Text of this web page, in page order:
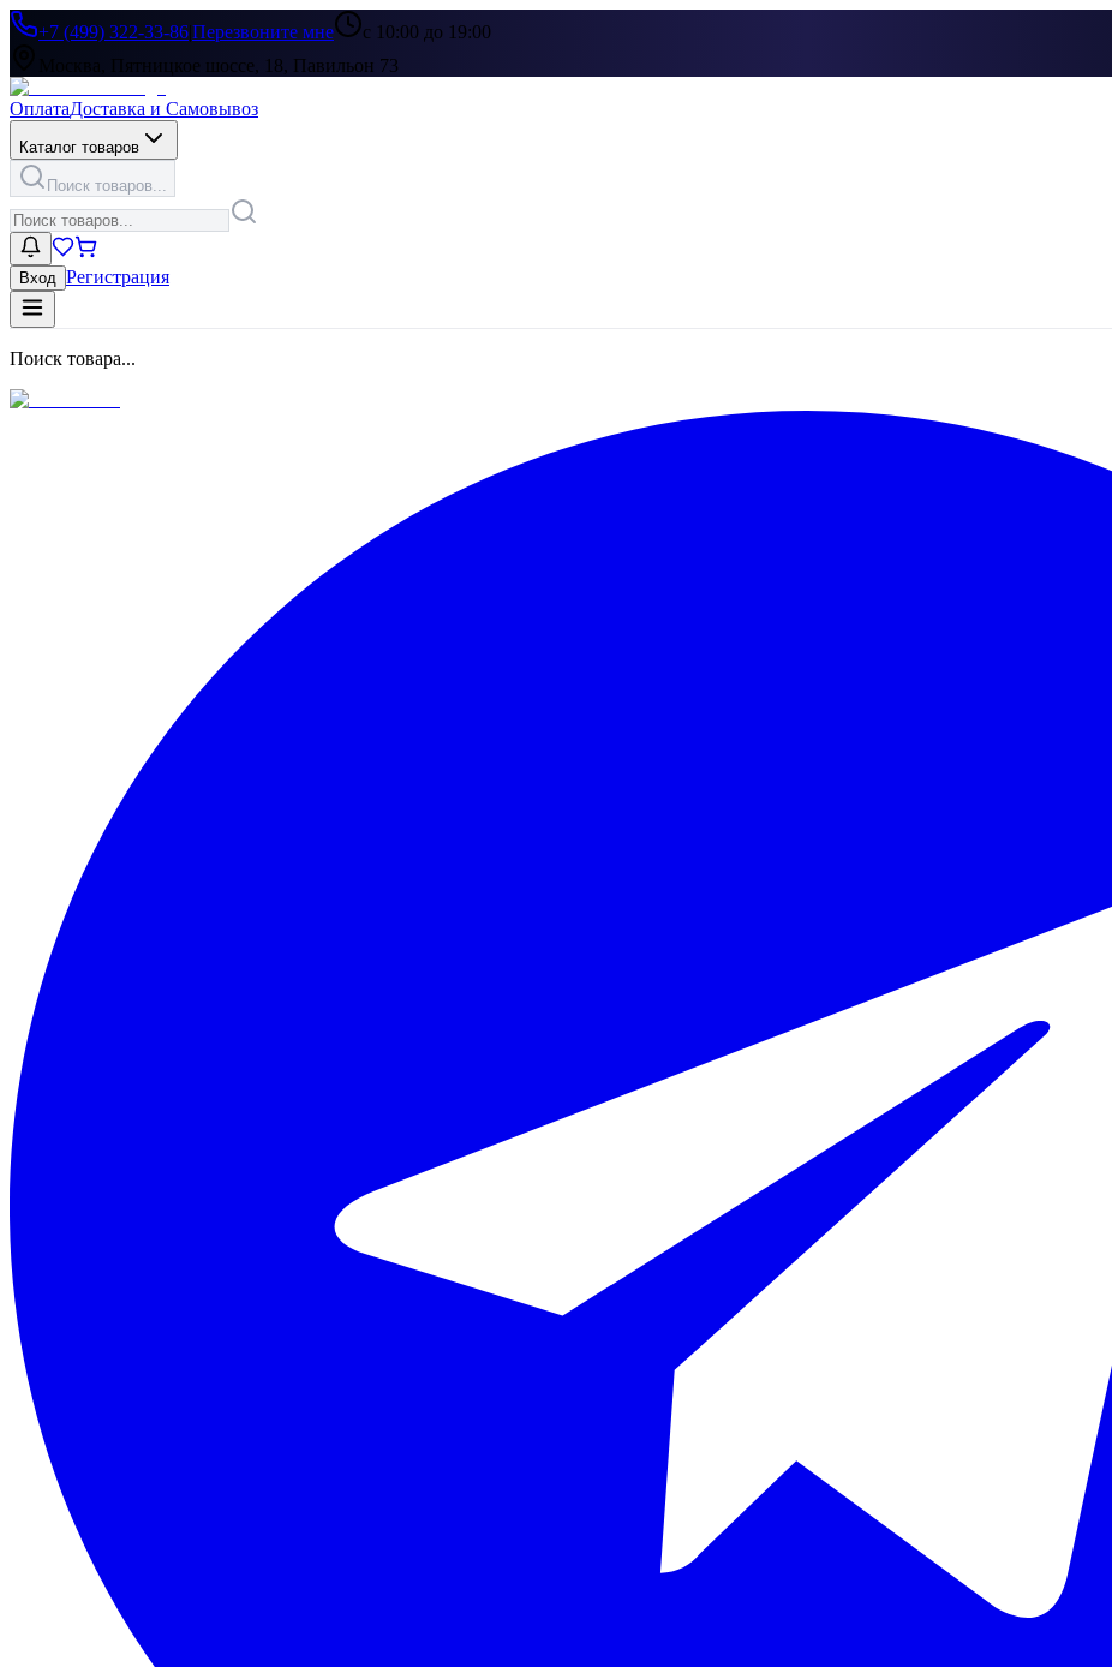
+7 (499) 322-33-86|Перезвоните мне
с 10:00 до 19:00
Москва, Пятницкое шоссе, 18, Павильон 73
ОплатаДоставка и Самовывоз
Каталог товаров
Поиск товаров...
Вход Регистрация
Поиск товара...